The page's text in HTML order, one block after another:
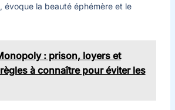
évoque la beauté éphémère et le
: prison, loyers et
à connaître pour éviter les